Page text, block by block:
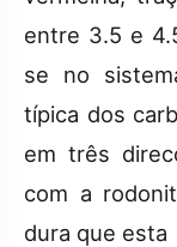
entre 3.5 e
se no
típica dos
em três
com a
dura que esta